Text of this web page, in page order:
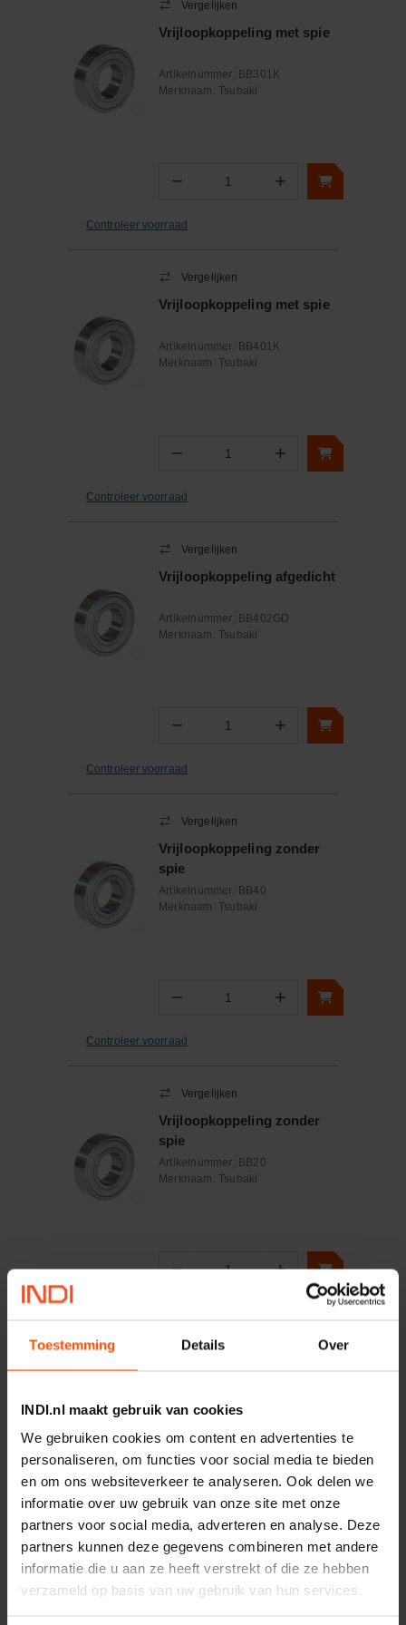
Toestemming Details Over
INDI.nl maakt gebruik van cookies
We gebruiken cookies om content en advertenties te
personaliseren, om functies voor social media te bieden
en om ons websiteverkeer te analyseren. Ook delen we
informatie over uw gebruik van onze site met onze
partners voor social media, adverteren en analyse. Deze
partners kunnen deze gegevens combineren met andere
informatie die u aan ze heeft verstrekt of die ze hebben
verzameld op basis van uw gebruik van hun services.
Vergelijken
Vrijloopkoppeling met spie
Artikelnummer: BB301K
Merknaam: Tsubaki
− Aantal +
Controleer voorraad
Vergelijken
Vrijloopkoppeling met spie
Artikelnummer: BB401K
Merknaam: Tsubaki
− Aantal +
Controleer voorraad
Vergelijken
Vrijloopkoppeling afgedicht
Artikelnummer: BB402GD
Merknaam: Tsubaki
− Aantal +
Controleer voorraad
Vergelijken
Vrijloopkoppeling zonder
spie
Artikelnummer: BB40
Merknaam: Tsubaki
− Aantal +
Controleer voorraad
Vergelijken
Vrijloopkoppeling zonder
spie
Artikelnummer: BB20
Merknaam: Tsubaki
− +
spie
Artikelnummer: BB35
− Aantal +
Controleer voorraad